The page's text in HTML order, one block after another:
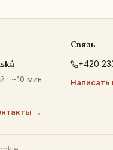
· ~10 мин
→
Связь
+420